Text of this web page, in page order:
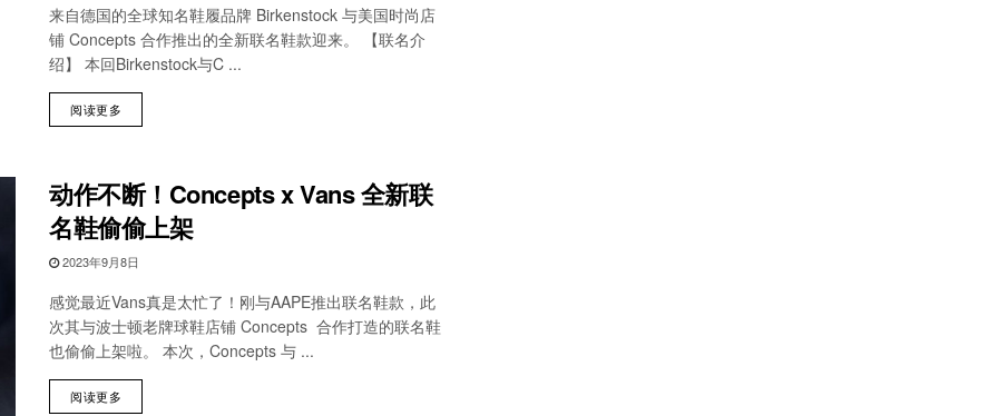
来自德国的全球知名鞋履品牌 Birkenstock 与美国时尚店
铺 Concepts 合作推出的全新联名鞋款迎来。 【联名介
绍】 本回Birkenstock与C ...
阅读更多
动作不断！Concepts x Vans 全新联
名鞋偷偷上架
2023年9月8日
感觉最近Vans真是太忙了！刚与AAPE推出联名鞋款，此
次其与波士顿老牌球鞋店铺 Concepts 合作打造的联名鞋
也偷偷上架啦。 本次，Concepts 与 ...
阅读更多